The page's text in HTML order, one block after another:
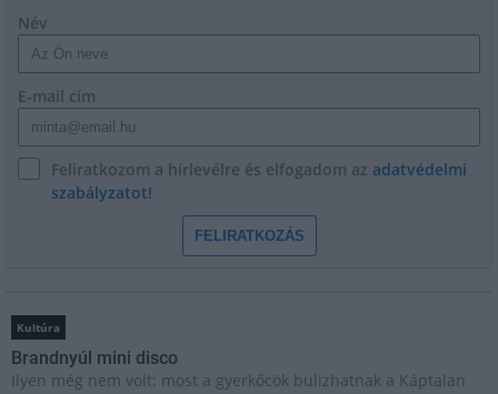
Név
E-mail cím
Feliratkozom a hírlevélre és elfogadom az adatvédelmi
szabályzatot!
FELIRATKOZÁS
Kultúra
Brandnyúl mini disco
Ilyen még nem volt: most a gyerkőcök bulizhatnak a Káptalan